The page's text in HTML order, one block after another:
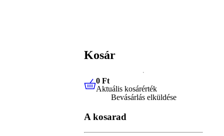
Kosár
0 FtAktuális kosárérték
0 Ft
Aktuális kosárérték
Bevásárlás elküldése
A kosarad